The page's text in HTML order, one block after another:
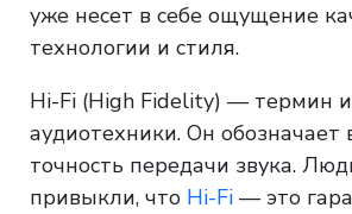
уже несет в себе ощущение
технологии и стиля.
Hi-Fi (High Fidelity) — термин
аудиотехники. Он обозначает
точность передачи звука.
привыкли, что Hi-Fi — это